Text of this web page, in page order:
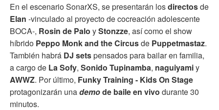
En el escenario SonarXS, se presentarán losdirectosde
Elan -vinculado al proyecto de cocreación adolescente
BOCA-, Rosin de Palo yStonzze, así como el show
híbrido Peppo Monk and the Circusde Puppetmastaz.
También habrá DJ setspensados para bailar en familia,
a cargo de La Sofy, Sonido Tupinamba, naguiyamiy
AWWZ. Por último, Funky Training - Kids On Stage
protagonizarán unademode baile en vivo durante 30
minutos.